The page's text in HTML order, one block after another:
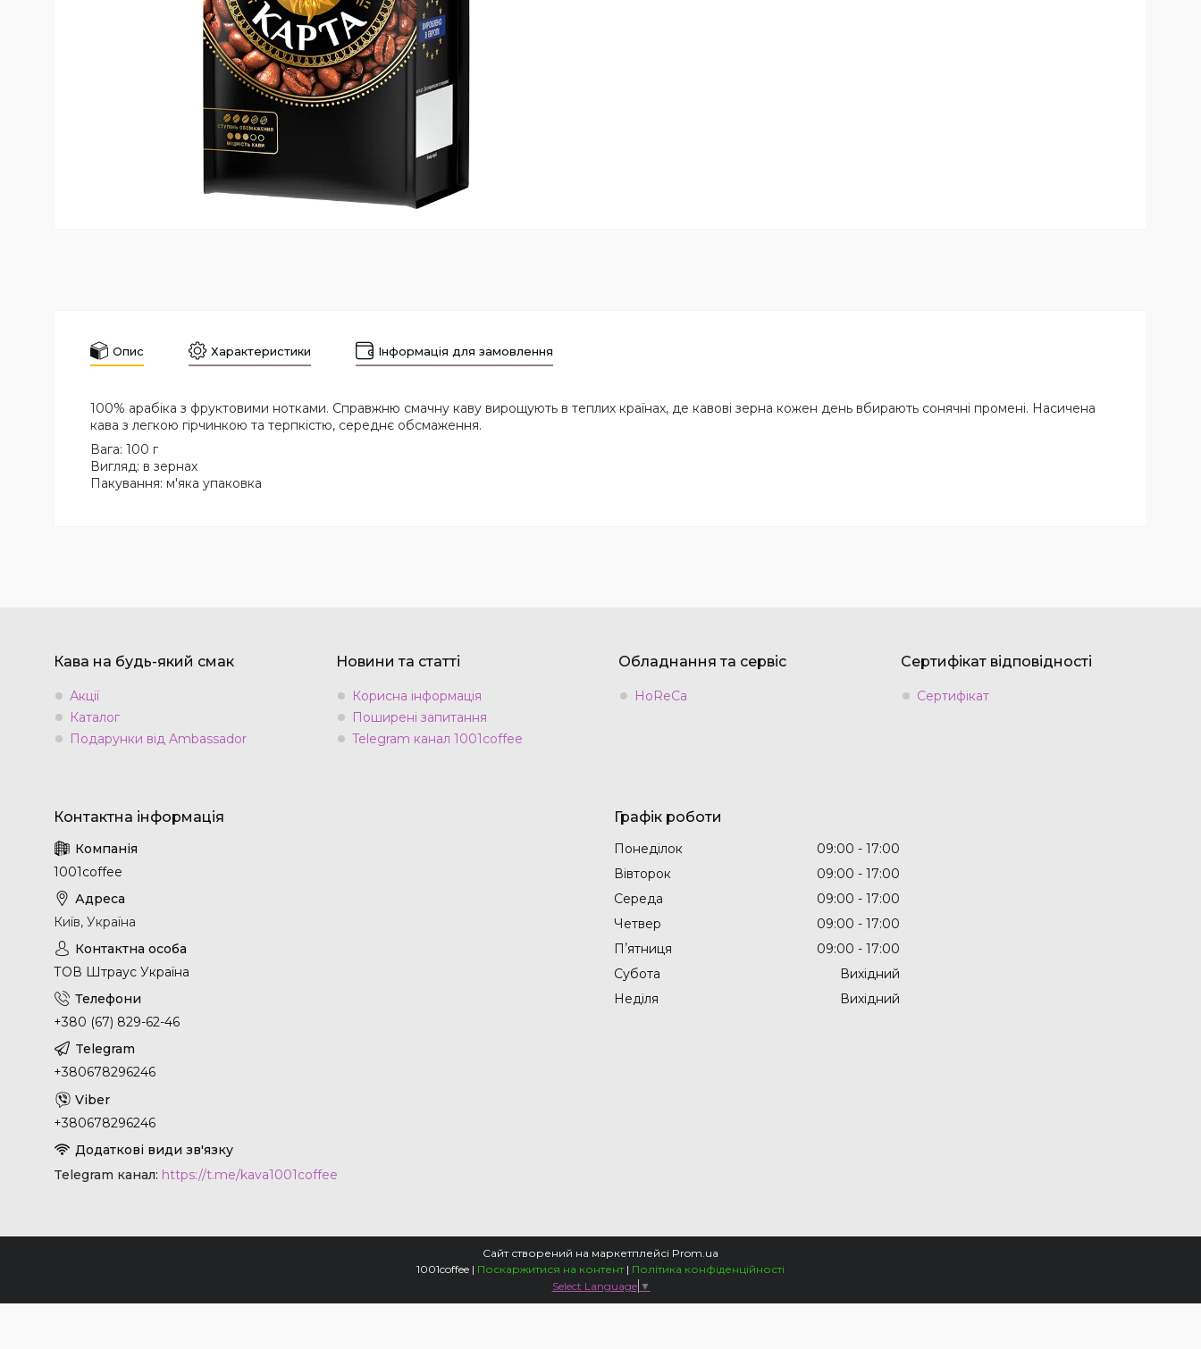
Опис Характеристики Інформація для замовлення
100% арабіка з фруктовими нотками. Справжню смачну каву вирощують в теплих країнах, де кавові зерна кожен день вбирають сонячні промені. Насичена
кава з легкою гірчинкою та терпкістю, середнє обсмаження.
Вага: 100 г
Вигляд: в зернах
Пакування: м'яка упаковка
Кава на будь-який смак
Акції
Каталог
Подарунки від Ambassador
Новини та статті
Корисна інформація
Поширені запитання
Telegram канал 1001coffee
Обладнання та сервіс
HoReCa
Сертифікат відповідності
Сертифікат
1001coffee
Київ, Україна
ТОВ Штраус Україна
+380 (67) 829-62-46
+380678296246
+380678296246
Telegram канал https://t.me/kava1001coffee
Графік роботи
Понеділок 09:00
17:00
Вівторок
09:00
17:00
Середа
09:00
17:00
Четвер
09:00
17:00
Пʼятниця
09:00
17:00
Субота
Вихідний
Неділя
Вихідний
Сайт створений на маркетплейсі Prom.ua
1001coffee | Поскаржитися на контент | Політика конфіденційності
Select Language ▼